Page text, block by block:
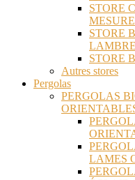
STORE
MESURE
STORE
STORE
Autres stores
Pergolas
PERGOLAS
LAMES